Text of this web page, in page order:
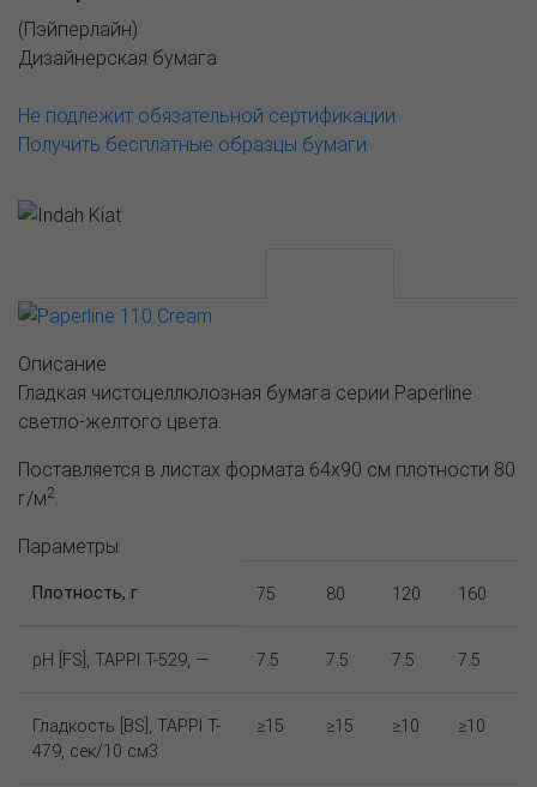
(Пэйперлайн)
Дизайнерская бумага
Не подлежит обязательной сертификации
Получить бесплатные образцы бумаги
Описание
Гладкая чистоцеллюлозная бумага серии Paperline
светло-желтого цвета.
Поставляется в листах формата 64х90 см плотности 80
г/м2
Параметры
Плотность, г 75 80 120 160
pH [FS], TAPPI T-529, — 7.5 7.5 7.5 7.5
Гладкость [BS], TAPPI T-
479, сек/10 см3
≥15 ≥15 ≥10 ≥10